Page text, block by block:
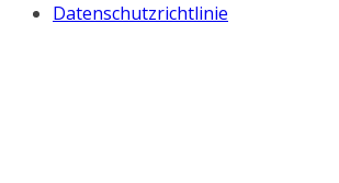
Datenschutzrichtlinie